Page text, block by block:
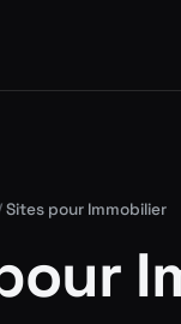
Sites pour Immobilier